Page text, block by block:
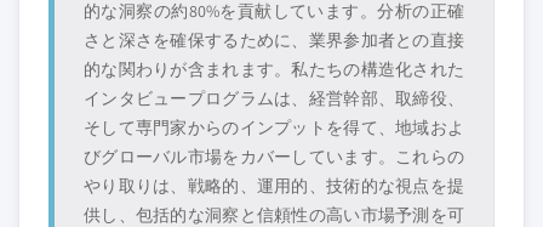
的な洞察の約80%を貢献しています。分析の正確
さと深さを確保するために、業界参加者との直接
的な関わりが含まれます。私たちの構造化された
インタビュープログラムは、経営幹部、取締役、
そして専門家からのインプットを得て、地域およ
びグローバル市場をカバーしています。これらの
やり取りは、戦略的、運用的、技術的な視点を提
供し、包括的な洞察と信頼性の高い市場予測を可